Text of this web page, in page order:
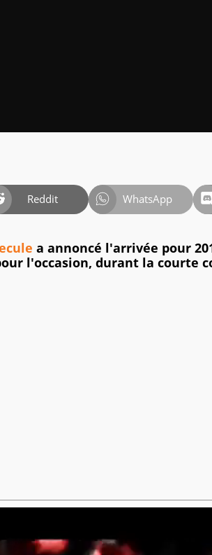
Reddit WhatsApp
a annoncé l'arrivée pour
l'occasion, durant la courte